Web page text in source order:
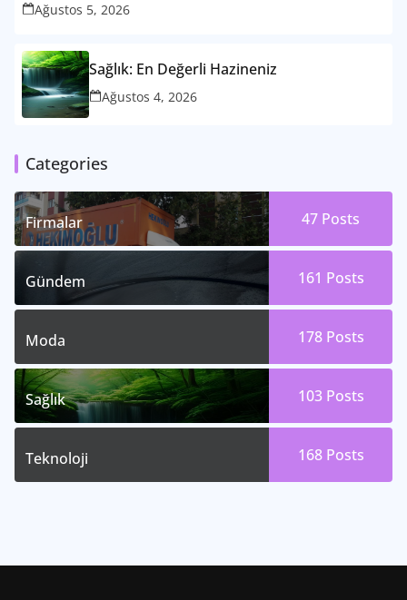
Ağustos 5, 2026
Sağlık: En Değerli Hazineniz
Ağustos 4, 2026
Categories
Firmalar 47 Posts
Gündem 161 Posts
Moda 178 Posts
Sağlık 103 Posts
Teknoloji 168 Posts